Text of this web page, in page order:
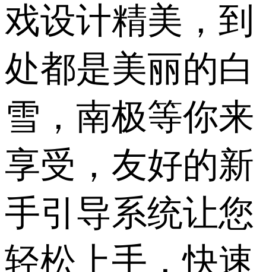
戏设计精美，到
处都是美丽的白
雪，南极等你来
享受，友好的新
手引导系统让您
轻松上手，快速